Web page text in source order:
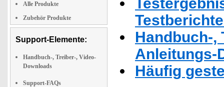
Alle Produkte
Zubehör Produkte
Support-Elemente:
Handbuch-, Treiber-, Video-
Downloads
Support-FAQs
Handbuch-,
Anleitungs-
Häufig